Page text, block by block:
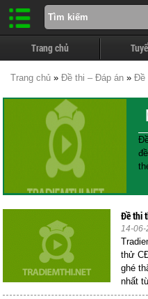
Trang chủ
Trang chủ » Đề thi – Đáp án » Đề
Đề thi
14-06-
thử
ghé
nhất